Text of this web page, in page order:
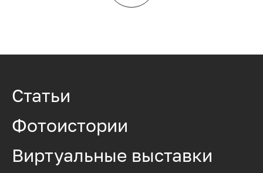
Статьи
Фотоистории
Виртуальные выставки